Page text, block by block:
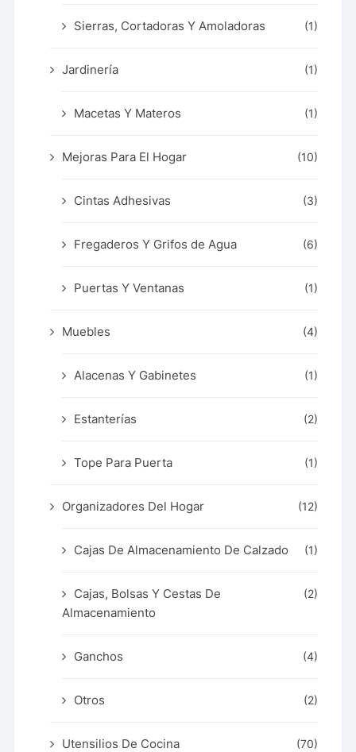
Sierras, Cortadoras Y Amoladoras (1)
Jardinería (1)
Macetas Y Materos (1)
Mejoras Para El Hogar (10)
Cintas Adhesivas (3)
Fregaderos Y Grifos de Agua (6)
Puertas Y Ventanas (1)
Muebles (4)
Alacenas Y Gabinetes (1)
Estanterías (2)
Tope Para Puerta (1)
Organizadores Del Hogar (12)
Cajas De Almacenamiento De Calzado (1)
Cajas, Bolsas Y Cestas De
Almacenamiento
(2)
Ganchos (4)
Otros (2)
Utensilios De Cocina (70)